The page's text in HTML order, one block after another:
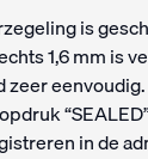
is
1,6 mm is
in de